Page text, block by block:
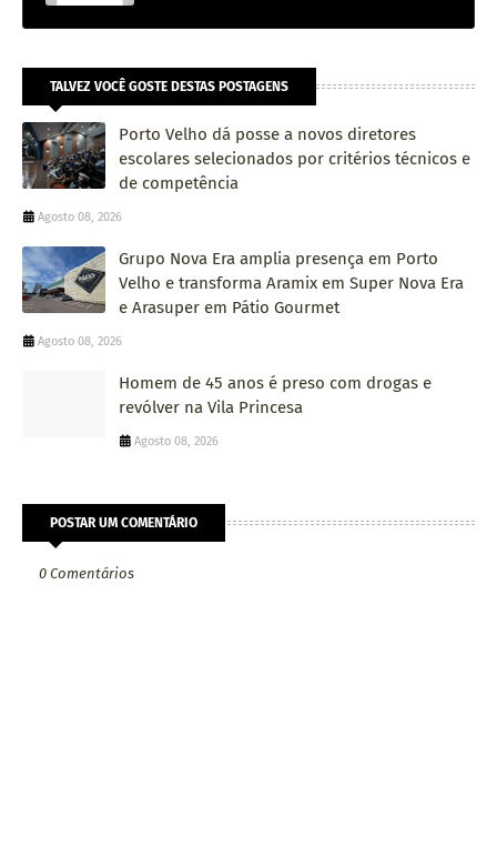
TALVEZ VOCÊ GOSTE DESTAS POSTAGENS
Porto Velho dá posse a novos diretores
escolares selecionados por critérios técnicos e
de competência
Agosto 08, 2026
Grupo Nova Era amplia presença em Porto
Velho e transforma Aramix em Super Nova Era
e Arasuper em Pátio Gourmet
Agosto 08, 2026
Homem de 45 anos é preso com drogas e
revólver na Vila Princesa
Agosto 08, 2026
POSTAR UM COMENTÁRIO
0 Comentários